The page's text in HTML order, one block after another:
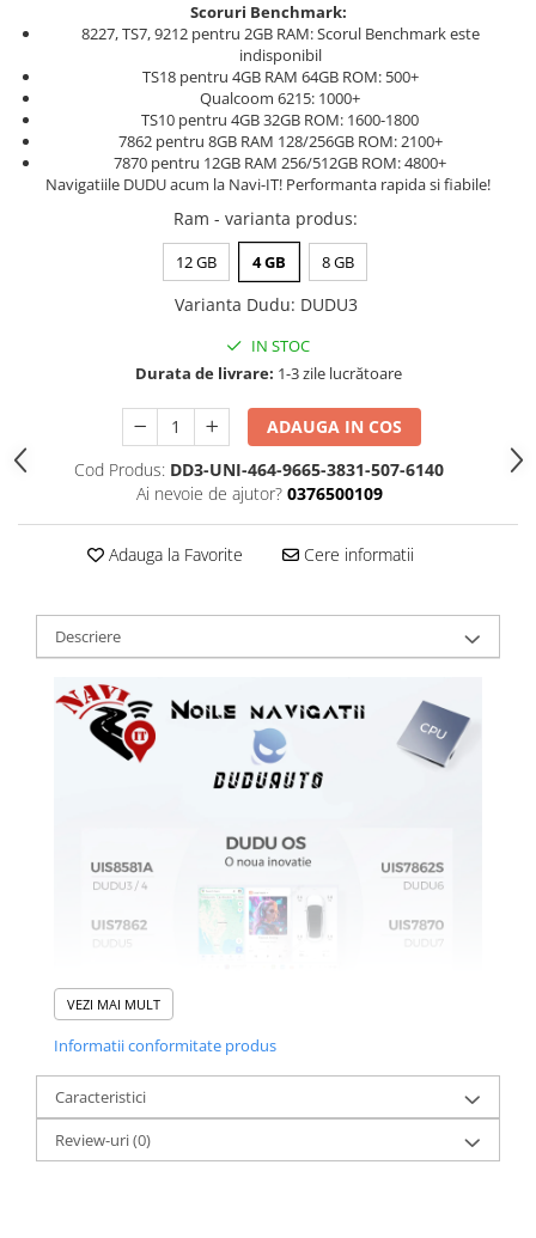
Scoruri Benchmark:
8227, TS7, 9212 pentru 2GB RAM: Scorul Benchmark este
indisponibil
TS18 pentru 4GB RAM 64GB ROM: 500+
Qualcoom 6215: 1000+
TS10 pentru 4GB 32GB ROM: 1600-1800
7862 pentru 8GB RAM 128/256GB ROM: 2100+
7870 pentru 12GB RAM 256/512GB ROM: 4800+
Navigatiile DUDU acum la Navi-IT! Performanta rapida si fiabile!
Ram - varianta produs:
12 GB 4 GB 8 GB
Varianta Dudu: DUDU3
IN STOC
Durata de livrare: 1-3 zile lucrătoare
ADAUGA IN COS
Cod Produs: DD3-UNI-464-9665-3831-507-6140
Ai nevoie de ajutor? 0376500109
Adauga la Favorite Cere informatii
Descriere
VEZI MAI MULT
Informatii conformitate produs
Caracteristici
Review-uri(0)